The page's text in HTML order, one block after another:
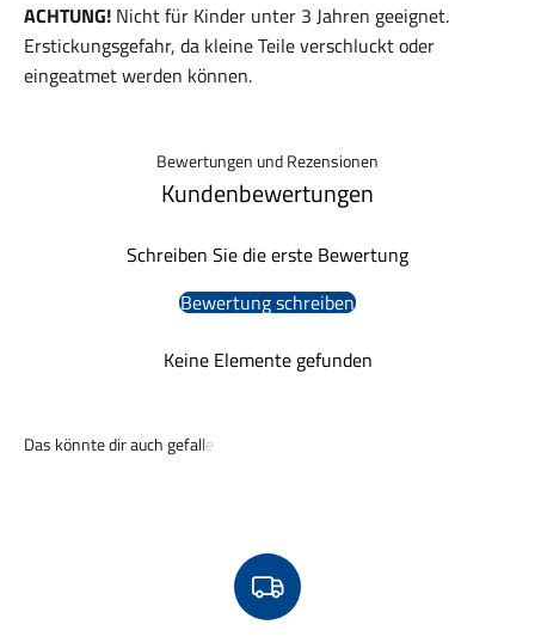
ACHTUNG! Nicht für Kinder unter 3 Jahren geeignet.
Erstickungsgefahr, da kleine Teile verschluckt oder
eingeatmet werden können.
Bewertungen und Rezensionen
Kundenbewertungen
Schreiben Sie die erste Bewertung
Bewertung schreiben
Keine Elemente gefunden